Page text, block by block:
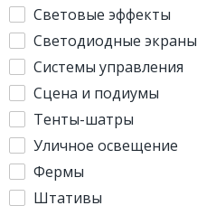
Световые эффекты
Светодиодные экраны
Системы управления
Сцена и подиумы
Тенты-шатры
Уличное освещение
Фермы
Штативы